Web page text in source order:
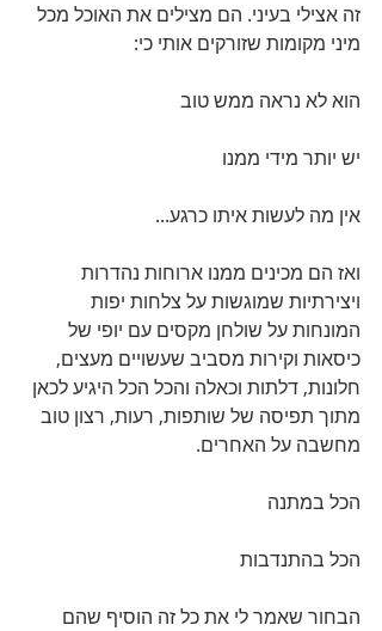
זה אצילי בעיני. הם מצילים את האוכל מכל
מיני מקומות שזורקים אותי כי:
הוא לא נראה ממש טוב
יש יותר מידי ממנו
אין מה לעשות איתו כרגע...
ואז הם מכינים ממנו ארוחות נהדרות
ויצירתיות שמוגשות על צלחות יפות
המונחות על שולחן מקסים עם יופי של
כיסאות וקירות מסביב שעשויים מעצים,
חלונות, דלתות וכאלה והכל הכל היגיע לכאן
מתוך תפיסה של שותפות, רעות, רצון טוב
מחשבה על האחרים.
הכל במתנה
הכל בהתנדבות
הבחור שאמר לי את כל זה הוסיף שהם